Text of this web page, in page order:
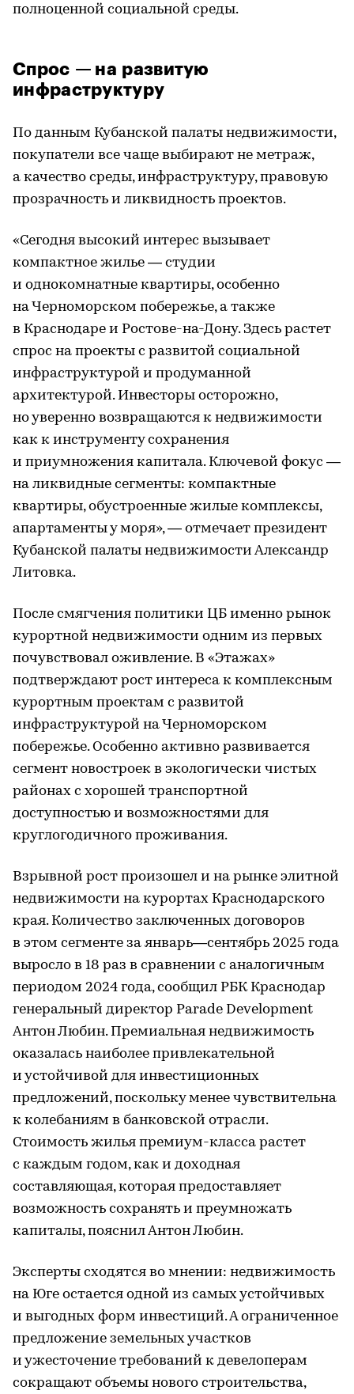
полноценной социальной среды.
Спрос — на развитую
инфраструктуру
По данным Кубанской палаты недвижимости,
покупатели все чаще выбирают не метраж,
а качество среды, инфраструктуру, правовую
прозрачность и ликвидность проектов.
«Сегодня высокий интерес вызывает
компактное жилье — студии
и однокомнатные квартиры, особенно
на Черноморском побережье, а также
в Краснодаре и Ростове-на-Дону. Здесь растет
спрос на проекты с развитой социальной
инфраструктурой и продуманной
архитектурой. Инвесторы осторожно,
но уверенно возвращаются к недвижимости
как к инструменту сохранения
и приумножения капитала. Ключевой фокус —
на ликвидные сегменты: компактные
квартиры, обустроенные жилые комплексы,
апартаменты у моря», — отмечает президент
Кубанской палаты недвижимости Александр
Литовка.
После смягчения политики ЦБ именно рынок
курортной недвижимости одним из первых
почувствовал оживление. В «Этажах»
подтверждают рост интереса к комплексным
курортным проектам с развитой
инфраструктурой на Черноморском
побережье. Особенно активно развивается
сегмент новостроек в экологически чистых
районах с хорошей транспортной
доступностью и возможностями для
круглогодичного проживания.
Взрывной рост произошел и на рынке элитной
недвижимости на курортах Краснодарского
края. Количество заключенных договоров
в этом сегменте за январь—сентябрь 2025 года
выросло в 18 раз в сравнении с аналогичным
периодом 2024 года, сообщил РБК Краснодар
генеральный директор Parade Development
Антон Любин. Премиальная недвижимость
оказалась наиболее привлекательной
и устойчивой для инвестиционных
предложений, поскольку менее чувствительна
к колебаниям в банковской отрасли.
Стоимость жилья премиум-класса растет
с каждым годом, как и доходная
составляющая, которая предоставляет
возможность сохранять и преумножать
капиталы, пояснил Антон Любин.
Эксперты сходятся во мнении: недвижимость
на Юге остается одной из самых устойчивых
и выгодных форм инвестиций. А ограниченное
предложение земельных участков
и ужесточение требований к девелоперам
сокращают объемы нового строительства,